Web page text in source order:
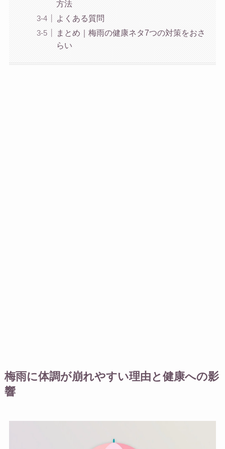
方法
よくある質問
まとめ｜梅雨の健康ネタ7つの対策をおさ
らい
梅雨に体調が崩れやすい理由と健康への影
響